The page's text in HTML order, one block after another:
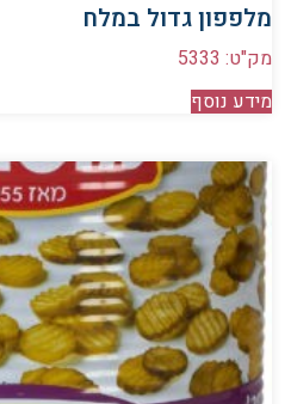
מלפפון גדול במלח
מק"ט: 5333
מידע נוסף